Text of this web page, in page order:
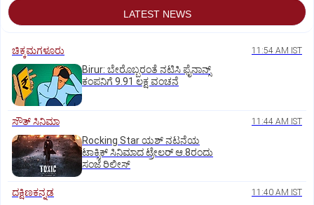
LATEST NEWS
ಚಿಕ್ಕಮಗಳೂರು 11:54 AM IST
Birur: ಬೇರೊಬ್ಬರಂತೆ ನಟಿಸಿ ಫೈನಾನ್ಸ್
ಕಂಪನಿಗೆ 9.91 ಲಕ್ಷ ವಂಚನೆ
ಸೌತ್‌ ಸಿನಿಮಾ 11:44 AM IST
Rocking Star ಯಶ್‌ ನಟನೆಯ
ಟಾಕ್ಸಿಕ್‌ ಸಿನಿಮಾದ ಟ್ರೇಲರ್‌ ಆ.8ರಂದು
ಸಂಜೆ ರಿಲೀಸ್
ದಕ್ಷಿಣಕನ್ನಡ 11:40 AM IST